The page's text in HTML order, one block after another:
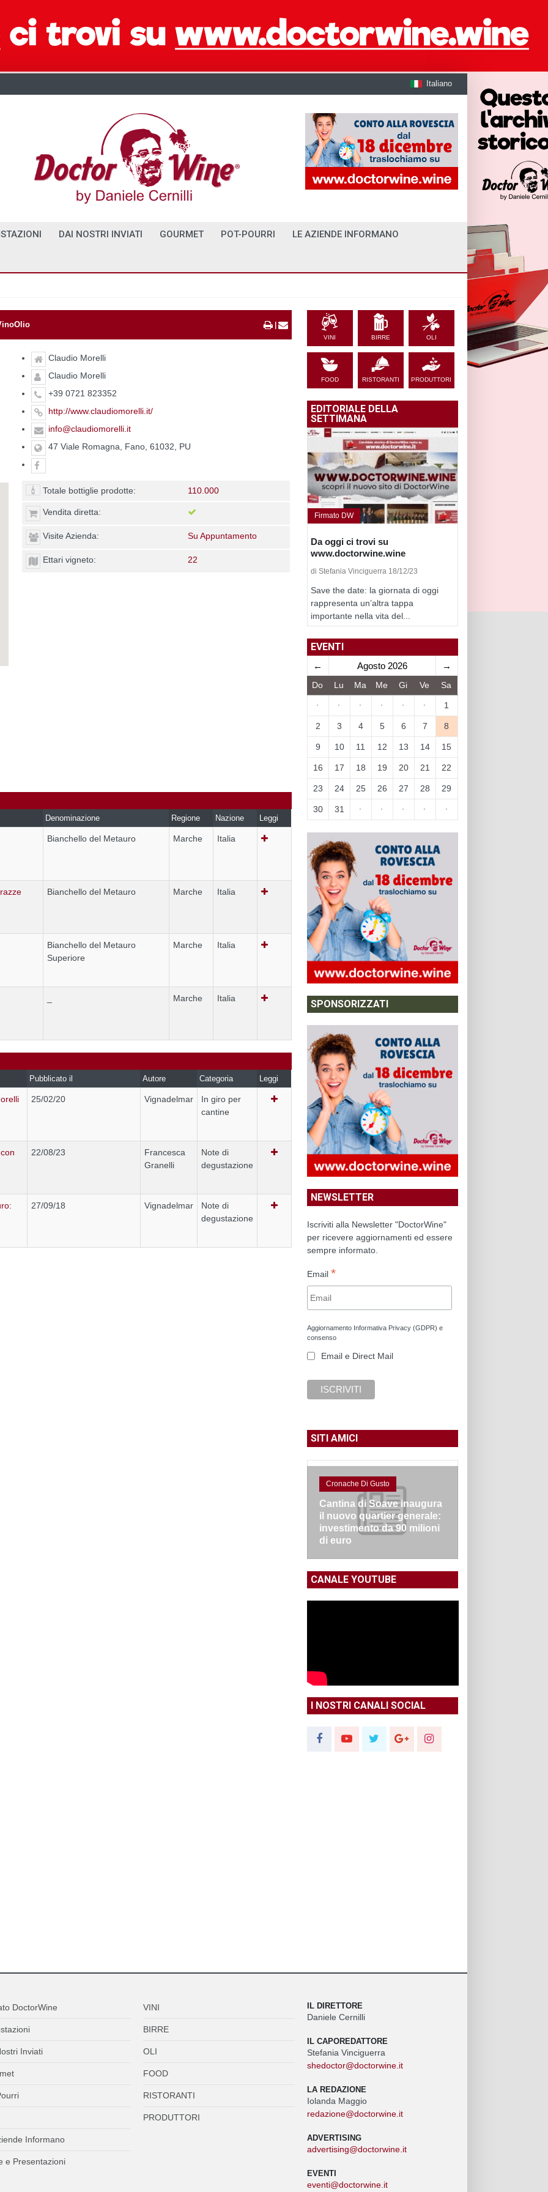
Italiano
DAI NOSTRI INVIATI GOURMET POT-POURRI LE AZIENDE INFORMANO
|
Claudio Morelli
Claudio Morelli
+39 0721 823352
http://www.claudiomorelli.it/
info@claudiomorelli.it
47 Viale Romagna, Fano, 61032, PU
Totale bottiglie prodotte: 110.000
Vendita diretta:
Visite Azienda: Su Appuntamento
Ettari vigneto: 22
Denominazione Regione Nazione Leggi
Bianchello del Metauro Marche Italia
Bianchello del Metauro Marche Italia
Bianchello del Metauro
Superiore
Marche Italia
Marche Italia
Pubblicato il Autore Categoria Leggi
25/02/20 Vignadelmar
In giro per
cantine
22/08/23
Francesca
Granelli
Note di
degustazione
27/09/18 Vignadelmar
Note di
degustazione
VINI BIRRE OLI
FOOD RISTORANTI PRODUTTORI
EDITORIALE DELLA
SETTIMANA
Firmato DW
Da oggi ci trovi su
www.doctorwine.wine
di Stefania Vinciguerra 18/12/23
Save the date: la giornata di oggi
rappresenta un’altra tappa
importante nella vita del...
EVENTI
← Agosto 2026 →
Do Lu Ma Me Gi Ve Sa
· · · · · · 1
2 3 4 5 6 7 8
9 10 11 12 13 14 15
16 17 18 19 20 21 22
23 24 25 26 27 28 29
30 31 · · · · ·
SPONSORIZZATI
NEWSLETTER
Iscriviti alla Newsletter "DoctorWine"
per ricevere aggiornamenti ed essere
sempre informato.
Email *
Aggiornamento Informativa Privacy (GDPR) e
consenso
Email e Direct Mail
SITI AMICI
Cronache Di Gusto
Cantina di Soave inaugura
il nuovo quartier generale:
investimento da 90 milioni
di euro
CANALE YOUTUBE
I NOSTRI CANALI SOCIAL
DoctorWine
Inviati
Informano
e Presentazioni
VINI
BIRRE
OLI
FOOD
RISTORANTI
PRODUTTORI
IL DIRETTORE
Daniele Cernilli
IL CAPOREDATTORE
Stefania Vinciguerra
shedoctor@doctorwine.it
LA REDAZIONE
Iolanda Maggio
redazione@doctorwine.it
ADVERTISING
advertising@doctorwine.it
EVENTI
eventi@doctorwine.it